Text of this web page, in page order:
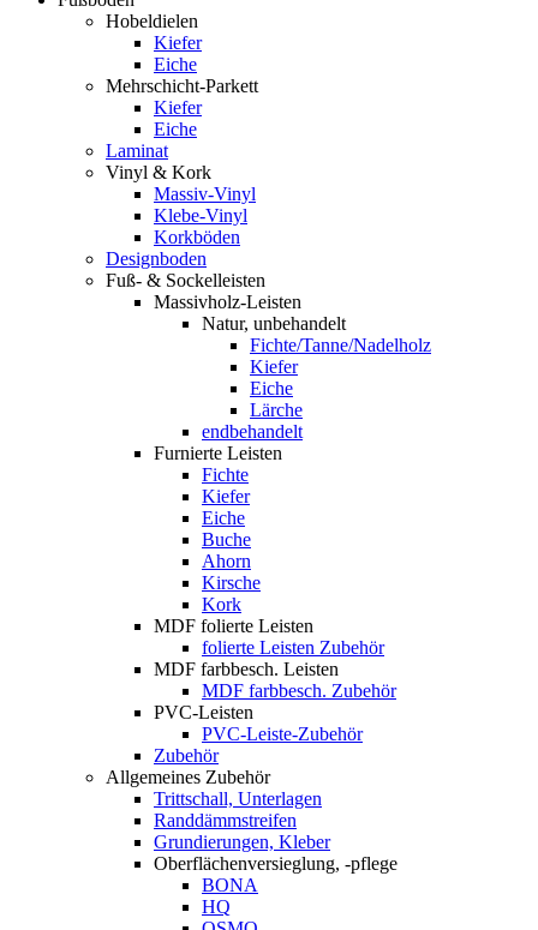
Hobeldielen
Kiefer
Eiche
Mehrschicht-Parkett
Kiefer
Eiche
Laminat
Vinyl & Kork
Massiv-Vinyl
Klebe-Vinyl
Korkböden
Designboden
Fuß- & Sockelleisten
Massivholz-Leisten
Natur, unbehandelt
Fichte/Tanne/Nadelholz
Kiefer
Eiche
Lärche
endbehandelt
Furnierte Leisten
Fichte
Kiefer
Eiche
Buche
Ahorn
Kirsche
Kork
MDF folierte Leisten
folierte Leisten Zubehör
MDF farbbesch. Leisten
MDF farbbesch. Zubehör
PVC-Leisten
PVC-Leiste-Zubehör
Zubehör
Allgemeines Zubehör
Trittschall, Unterlagen
Randdämmstreifen
Grundierungen, Kleber
Oberflächenversieglung, -pflege
BONA
HQ